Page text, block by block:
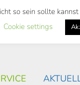
so sein sollte
Cookie settings